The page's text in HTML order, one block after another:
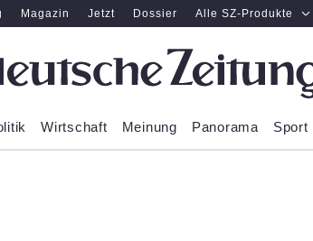
Magazin Jetzt Dossier Alle SZ-Produkte
Wirtschaft Meinung Panorama Sport